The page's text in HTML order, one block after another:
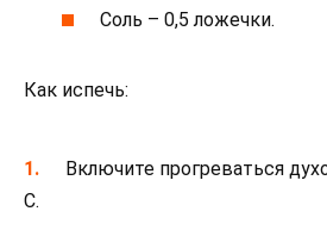
Соль – 0,5 ложечки.
Как испечь:
Включите прогреваться
С.